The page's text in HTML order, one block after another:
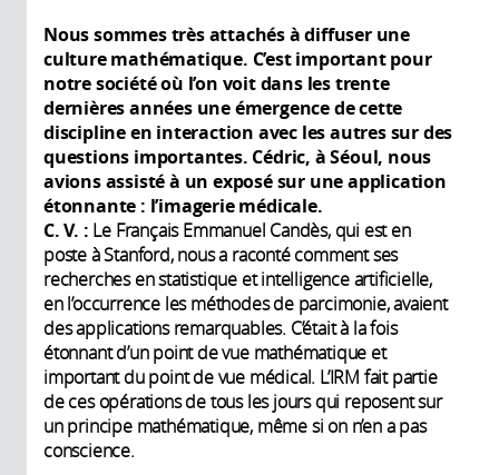
Nous sommes très attachés à diffuser une
culture mathématique. C’est important pour
notre société où l’on voit dans les trente
dernières années une émergence de cette
discipline en interaction avec les autres sur des
questions importantes. Cédric, à Séoul, nous
avions assisté à un exposé sur une application
étonnante : l’imagerie médicale.
C. V. : Le Français Emmanuel Candès, qui est en
poste à Stanford, nous a raconté comment ses
recherches en statistique et intelligence artificielle,
en l’occurrence les méthodes de parcimonie, avaient
des applications remarquables. C’était à la fois
étonnant d’un point de vue mathématique et
important du point de vue médical. L’IRM fait partie
de ces opérations de tous les jours qui reposent sur
un principe mathématique, même si on n’en a pas
conscience.